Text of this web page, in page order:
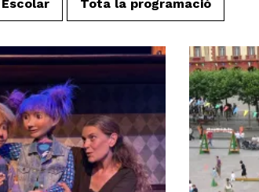
Escolar Tota la programació